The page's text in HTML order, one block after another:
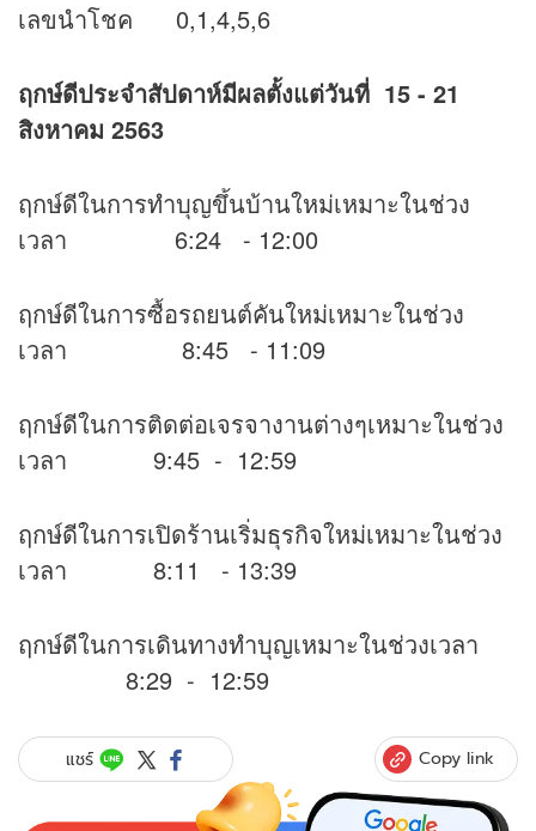
เลขนำโชค 0,1,4,5,6
ฤกษ์ดีประจำสัปดาห์มีผลตั้งแต่วันที่ 15 - 21
สิงหาคม 2563
ฤกษ์ดีในการทำบุญขึ้นบ้านใหม่เหมาะในช่วง
เวลา 6:24 - 12:00
ฤกษ์ดีในการซื้อรถยนต์คันใหม่เหมาะในช่วง
เวลา 8:45 - 11:09
ฤกษ์ดีในการติดต่อเจรจางานต่างๆเหมาะในช่วง
เวลา 9:45 - 12:59
ฤกษ์ดีในการเปิดร้านเริ่มธุรกิจใหม่เหมาะในช่วง
เวลา 8:11 - 13:39
ฤกษ์ดีในการเดินทางทำบุญเหมาะในช่วงเวลา
8:29 - 12:59
แชร์ Copy link